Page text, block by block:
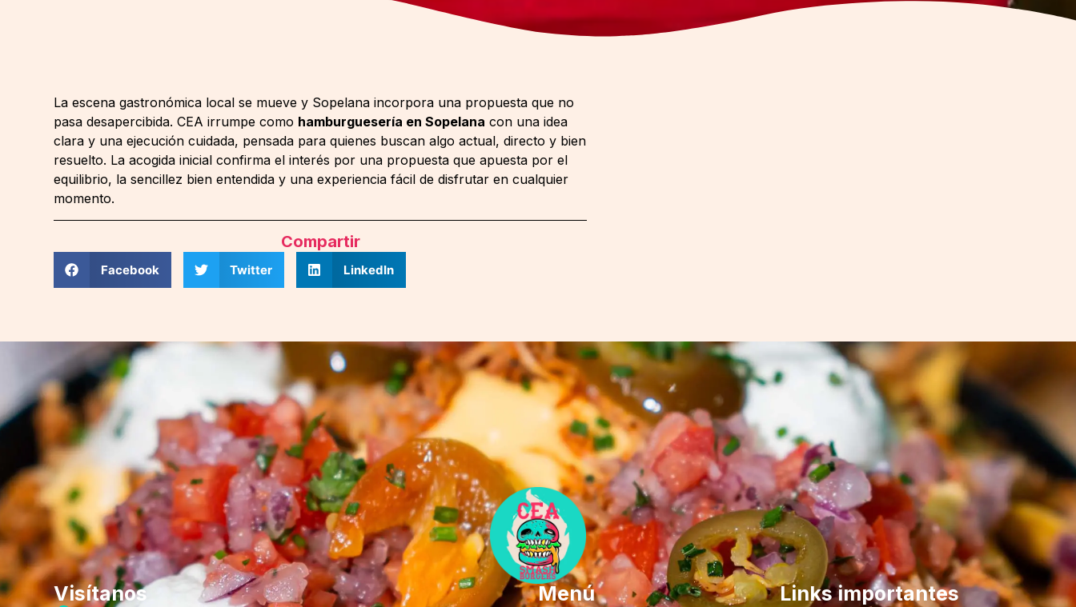
La escena gastronómica local se mueve y Sopelana incorpora una propuesta que no
pasa desapercibida. CEA irrumpe como hamburguesería en Sopelana con una idea
clara y una ejecución cuidada, pensada para quienes buscan algo actual, directo y bien
resuelto. La acogida inicial confirma el interés por una propuesta que apuesta por el
equilibrio, la sencillez bien entendida y una experiencia fácil de disfrutar en cualquier
momento.
Compartir
Facebook Twitter LinkedIn
Visítanos Menú Links importantes